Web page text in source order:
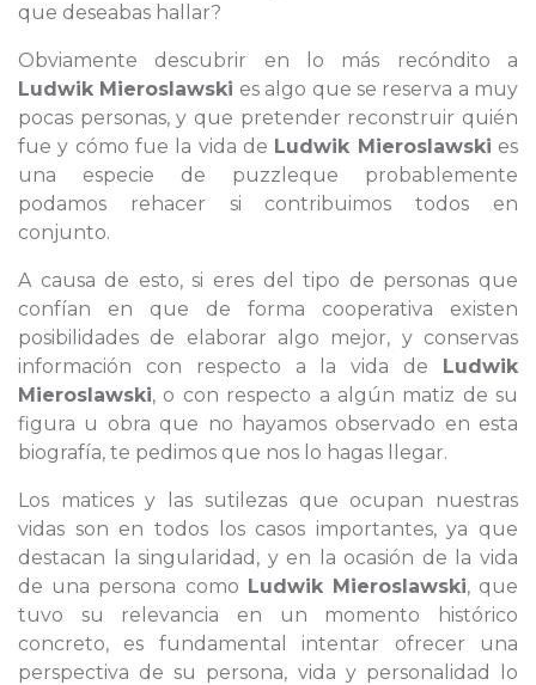
que deseabas hallar?
Obviamente descubrir en lo más recóndito a
Ludwik Mieroslawski es algo que se reserva a muy
pocas personas, y que pretender reconstruir quién
fue y cómo fue la vida de Ludwik Mieroslawski es
una especie de puzzleque probablemente
podamos rehacer si contribuimos todos en
conjunto.
A causa de esto, si eres del tipo de personas que
confían en que de forma cooperativa existen
posibilidades de elaborar algo mejor, y conservas
información con respecto a la vida de Ludwik
Mieroslawski, o con respecto a algún matiz de su
figura u obra que no hayamos observado en esta
biografía, te pedimos que nos lo hagas llegar.
Los matices y las sutilezas que ocupan nuestras
vidas son en todos los casos importantes, ya que
destacan la singularidad, y en la ocasión de la vida
de una persona como Ludwik Mieroslawski, que
tuvo su relevancia en un momento histórico
concreto, es fundamental intentar ofrecer una
perspectiva de su persona, vida y personalidad lo